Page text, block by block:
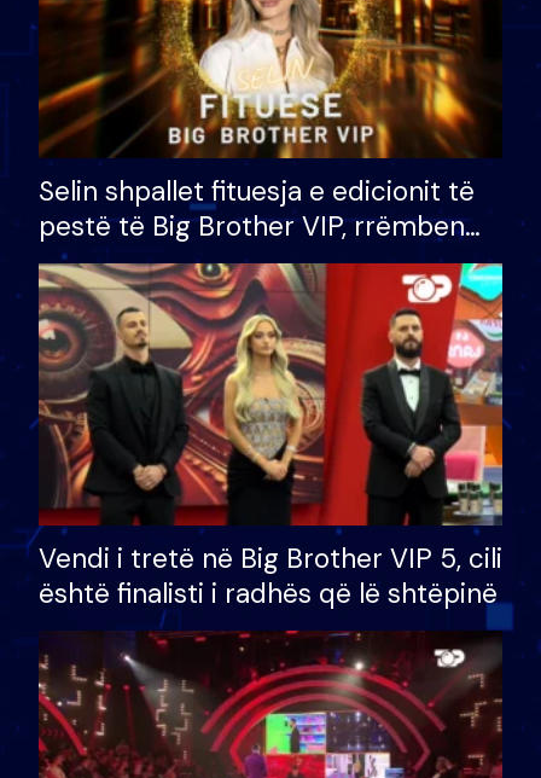
Selin shpallet fituesja e edicionit të
pestë të Big Brother VIP, rrëmben
çmimin e madh prej 100 mijë eurosh
Vendi i tretë në Big Brother VIP 5, cili
është finalisti i radhës që lë shtëpinë